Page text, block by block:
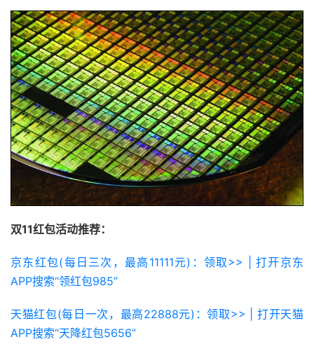
双11红包活动推荐：
京东红包(每日三次，最高11111元)：领取>> | 打开京东
APP搜索“领红包985”
天猫红包(每日一次，最高22888元)：领取>> | 打开天猫
APP搜索“天降红包5656”